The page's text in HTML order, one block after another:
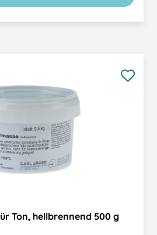
Ton, hellbrennend 500 g